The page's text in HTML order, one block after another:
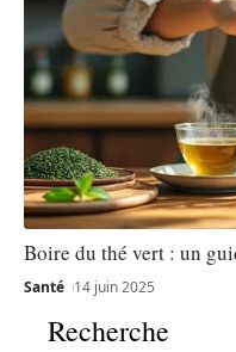
Boire du thé vert : un
Santé 14 juin 2025
Recherche